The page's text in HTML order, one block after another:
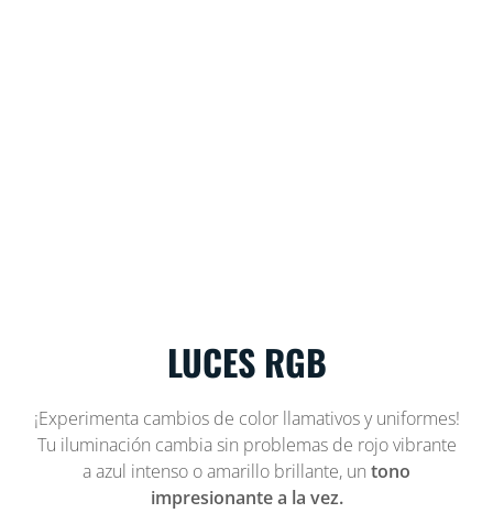
LUCES RGB
¡Experimenta cambios de color llamativos y uniformes!
Tu iluminación cambia sin problemas de rojo vibrante
a azul intenso o amarillo brillante, un tono
impresionante a la vez.